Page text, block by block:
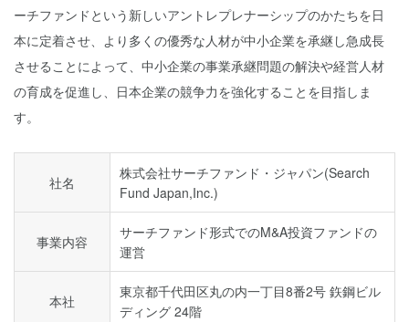
ーチファンドという新しいアントレプレナーシップのかたちを日
本に定着させ、より多くの優秀な人材が中小企業を承継し急成長
させることによって、中小企業の事業承継問題の解決や経営人材
の育成を促進し、日本企業の競争力を強化することを目指しま
す。
社名
株式会社サーチファンド・ジャパン(Search
Fund Japan,Inc.)
事業内容
サーチファンド形式でのM&A投資ファンドの
運営
本社
東京都千代田区丸の内一丁目8番2号 鉃鋼ビル
ディング 24階